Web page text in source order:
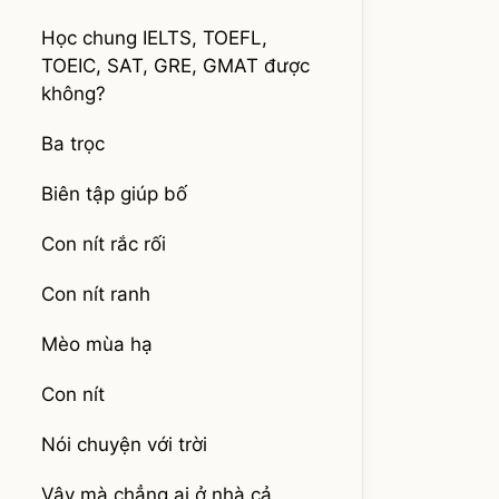
Học chung IELTS, TOEFL,
TOEIC, SAT, GRE, GMAT được
không?
Ba trọc
Biên tập giúp bố
Con nít rắc rối
Con nít ranh
Mèo mùa hạ
Con nít
Nói chuyện với trời
Vậy mà chẳng ai ở nhà cả